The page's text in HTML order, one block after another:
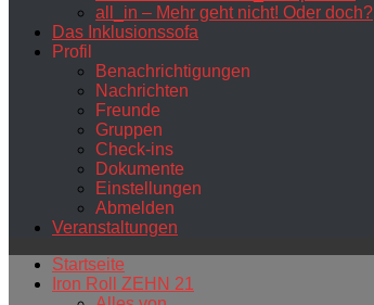
all_in – Mehr geht nicht! Oder doch?
Das Inklusionssofa
Profil
Benachrichtigungen
Nachrichten
Freunde
Gruppen
Check-ins
Dokumente
Einstellungen
Abmelden
Veranstaltungen
Startseite
Iron Roll ZEHN 21